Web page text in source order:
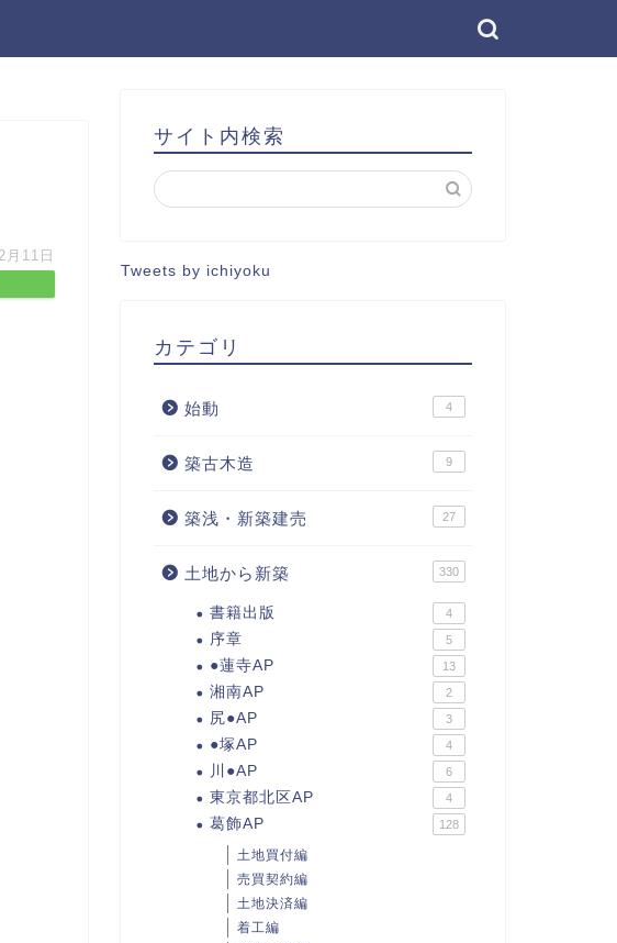
11日
サイト内検索
Tweets by ichiyoku
カテゴリ
始動 4
築古木造 9
築浅・新築建売 27
土地から新築 330
書籍出版 4
序章 5
●蓮寺AP 13
湘南AP 2
尻●AP 3
●塚AP 4
川●AP 6
東京都北区AP 4
葛飾AP 128
土地買付編
売買契約編
土地決済編
着工編